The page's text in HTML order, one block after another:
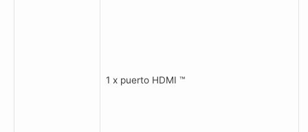
1 x puerto HDMI ™